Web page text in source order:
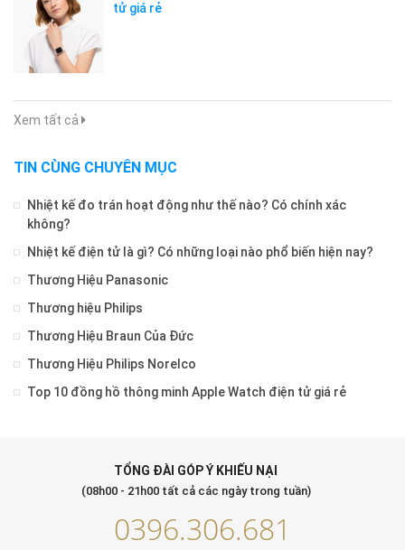
tử giá rẻ
Xem tất cả
TIN CÙNG CHUYÊN MỤC
Nhiệt kế đo trán hoạt động như thế nào? Có chính xác
không?
Nhiệt kế điện tử là gì? Có những loại nào phổ biến hiện nay?
Thương Hiệu Panasonic
Thương hiệu Philips
Thương Hiệu Braun Của Đức
Thương Hiệu Philips Norelco
Top 10 đồng hồ thông minh Apple Watch điện tử giá rẻ
TỔNG ĐÀI GÓP Ý KHIẾU NẠI
(08h00 - 21h00 tất cả các ngày trong tuần)
0396.306.681